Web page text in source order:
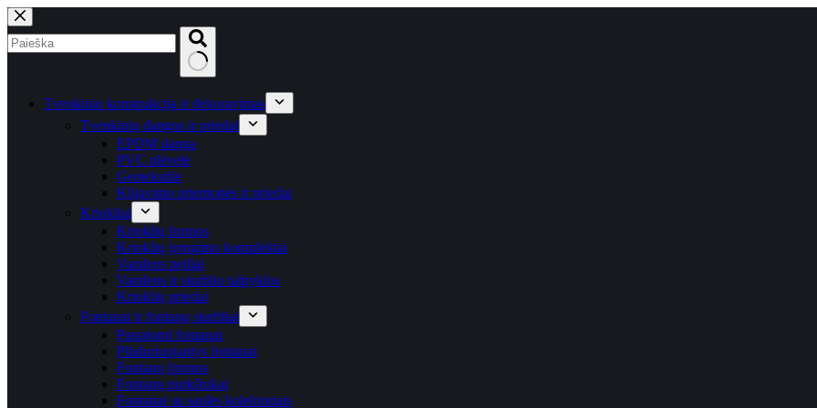
Skip
to
content
results Tvenkinio konstrukcija ir dekoravimas
Tvenkinių dangos ir priedai
EPDM danga
PVC plėvelė
Geotekstilė
Klijavimo priemonės ir priedai
Kriokliai
Krioklių formos
Krioklių įrengimo komplektai
Vandens peiliai
Vandens ir siurblio talpyklos
Krioklių priedai
Fontanai ir fontanų siurbliai
Pastatomi fontanai
Plūduriuojantys fontanai
Fontanų formos
Fontanų purkštukai
Fontanai su saulės kolektoriais